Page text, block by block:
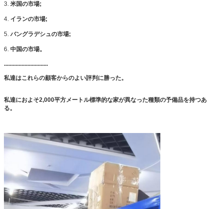
3. 米国の市場;
4. イランの市場;
5. バングラデシュの市場;
6. 中国の市場。
..............................
私達はこれらの顧客からのよい評判に勝った。
私達におよそ2,000平方メートル標準的な家が異なった種類の予備品を持つあ
る。